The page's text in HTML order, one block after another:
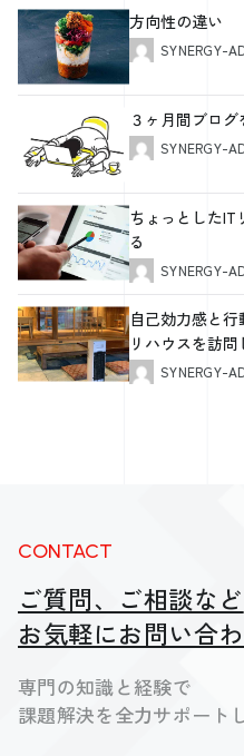
方向性の違い
SYNERGY-
３ヶ月間ブログ
SYNERGY-
ちょっとしたIT
る
SYNERGY-
自己効力感と行動の関係性
リハウスを訪問
SYNERGY-
CONTACT
ご質問、ご相談など
お気軽にお問い合
専門の知識と経験で
課題解決を全力サポート